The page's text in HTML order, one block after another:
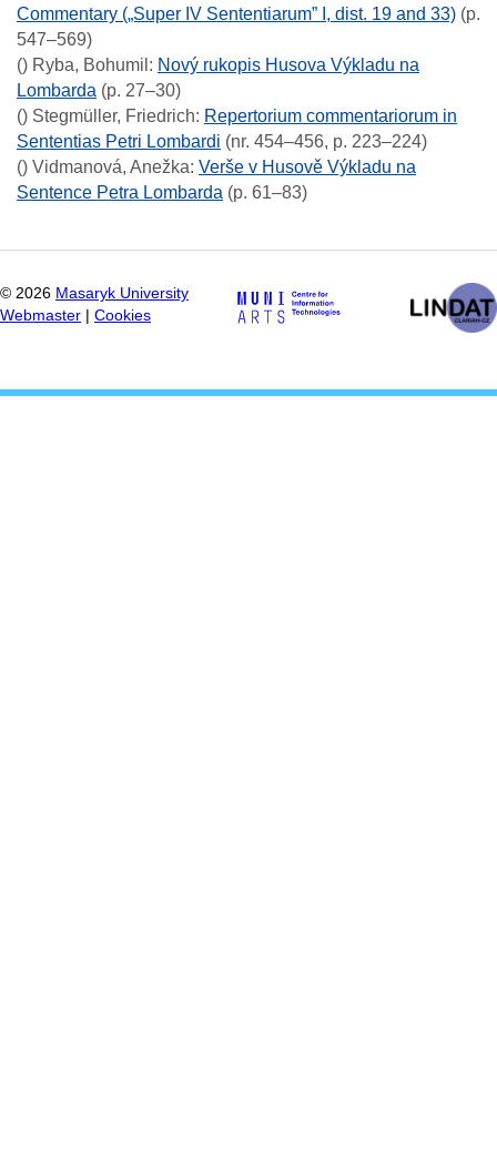
Commentary („Super IV Sententiarum” I, dist. 19 and 33) (p.
547–569)
() Ryba, Bohumil : Nový rukopis Husova Výkladu na
Lombarda (p. 27–30)
() Stegmüller, Friedrich: Repertorium commentariorum in
Sententias Petri Lombardi (nr. 454–456, p. 223–224)
() Vidmanová, Anežka: Verše v Husově Výkladu na
Sentence Petra Lombarda (p. 61–83)
© 2026 Masaryk University
Webmaster
Cookies